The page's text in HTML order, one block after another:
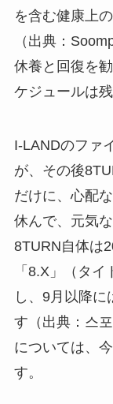
を含む健康上
（出典：
休養と回復を
ケジュールは
I-LANDのファ
が、その後
だけに、心配
休んで、元気
8TURN自体は
「8.X」（タ
し、9月以降に
す（出典：스
については、
す。